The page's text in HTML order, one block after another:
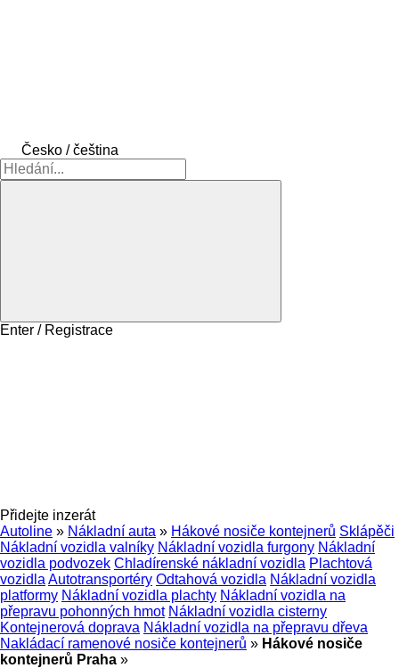
Česko / čeština
Enter / Registrace
Přidejte inzerát
Autoline » Nákladní auta » Hákové nosiče kontejnerů Sklápěči
Nákladní vozidla valníky Nákladní vozidla furgony Nákladní
vozidla podvozek Chladírenské nákladní vozidla Plachtová
vozidla Autotransportéry Odtahová vozidla Nákladní vozidla
platformy Nákladní vozidla plachty Nákladní vozidla na
přepravu pohonných hmot Nákladní vozidla cisterny
Kontejnerová doprava Nákladní vozidla na přepravu dřeva
Nakládací ramenové nosiče kontejnerů » Hákové nosiče
kontejnerů Praha »